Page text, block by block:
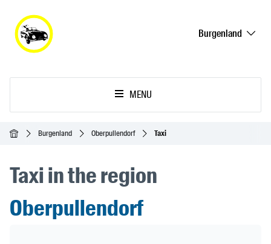
Burgenland
MENU
Inicio Burgenland Oberpullendorf Taxi
Taxi in the region
Oberpullendorf